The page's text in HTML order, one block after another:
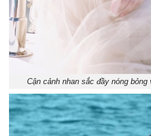
Cận cảnh nhan sắc đầy nóng bỏng